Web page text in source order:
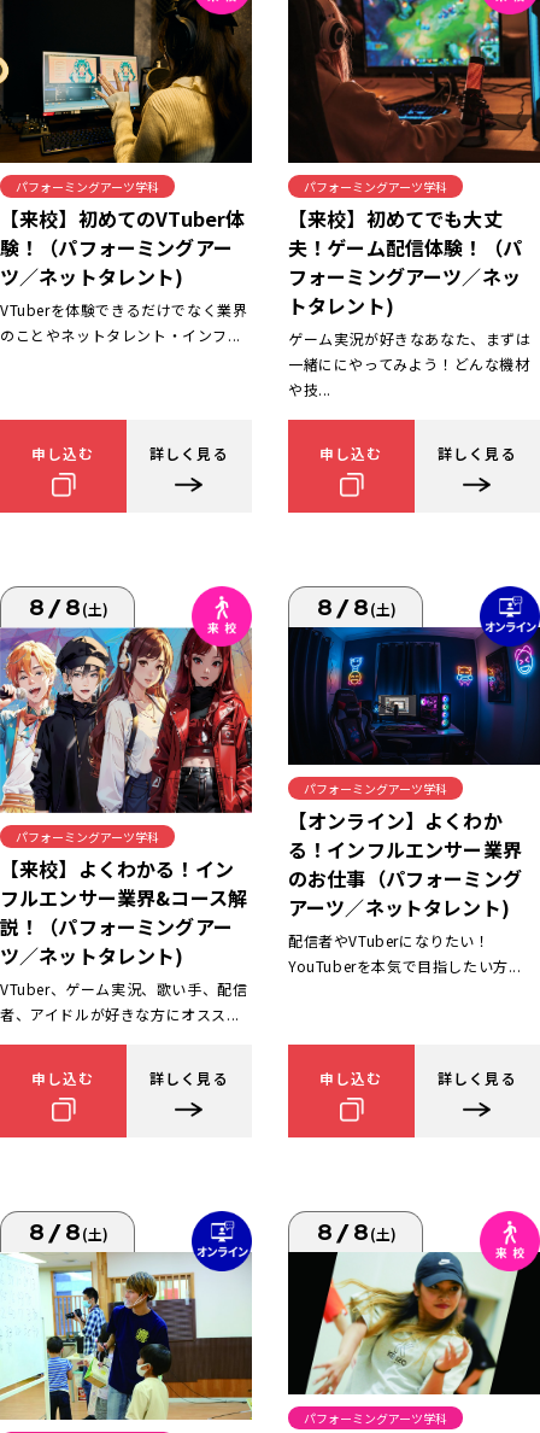
パフォーミングアーツ学科
【来校】初めてのVTuber体
験！（パフォーミングアー
ツ／ネットタレント)
VTuberを体験できるだけでなく業界
のことやネットタレント・インフ...
申し込む 詳しく見る
パフォーミングアーツ学科
【来校】初めてでも大丈
夫！ゲーム配信体験！（パ
フォーミングアーツ／ネッ
トタレント)
ゲーム実況が好きなあなた、まずは
一緒ににやってみよう！どんな機材
や技...
申し込む 詳しく見る
8/8(土)
パフォーミングアーツ学科
【来校】よくわかる！イン
フルエンサー業界&コース解
説！（パフォーミングアー
ツ／ネットタレント)
VTuber、ゲーム実況、歌い手、配信
者、アイドルが好きな方にオスス...
申し込む 詳しく見る
8/8(土)
パフォーミングアーツ学科
【オンライン】よくわか
る！インフルエンサー業界
のお仕事（パフォーミング
アーツ／ネットタレント)
配信者やVTuberになりたい！
YouTuberを本気で目指したい方...
申し込む 詳しく見る
8/8(土) 8/8(土)
パフォーミングアーツ学科